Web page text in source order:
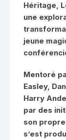
Héritage,
une
jeune
Mentoré
Easley,
Harry
par des
son propre
s’est